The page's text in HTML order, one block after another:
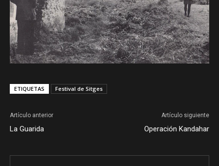
ETIQUETAS Festival de Sitges
Artículo anterior
La Guarida
Artículo siguiente
Operación Kandahar